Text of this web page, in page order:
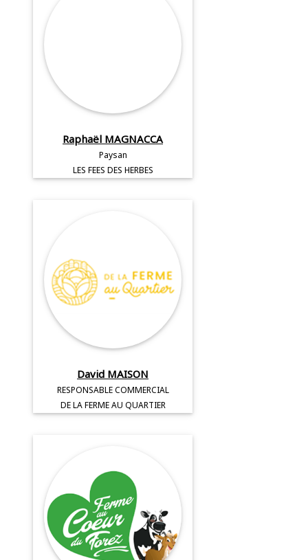
Raphaël MAGNACCA
Paysan
LES FEES DES HERBES
David MAISON
RESPONSABLE COMMERCIAL
DE LA FERME AU QUARTIER